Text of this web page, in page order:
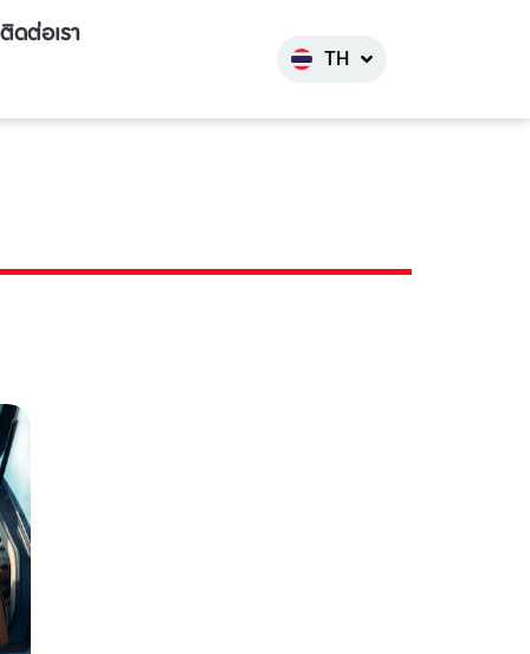
ติดต่อเรา
TH
INDO